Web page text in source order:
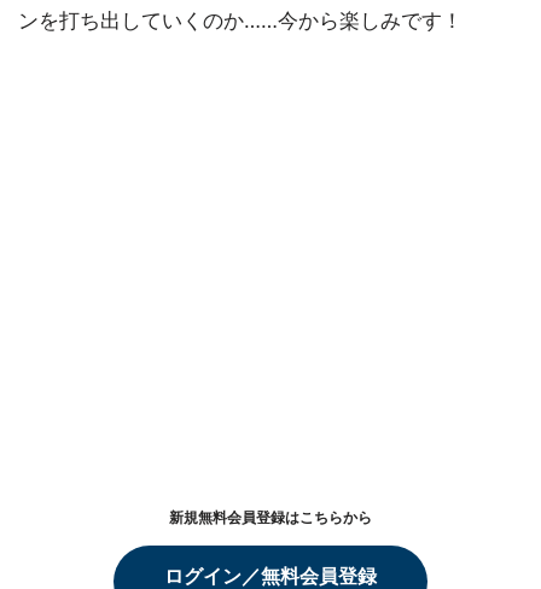
ンを打ち出していくのか……今から楽しみです！
新規無料会員登録はこちらから
ログイン／無料会員登録